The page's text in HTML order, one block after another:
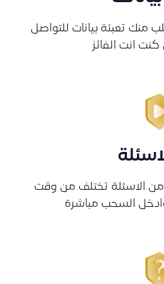
منك تعبئة بيانات للتواصل
الاسئلة تختلف من وقت
السحب مباشرة